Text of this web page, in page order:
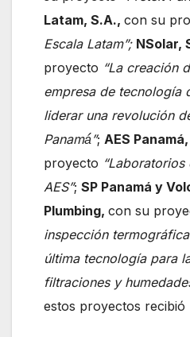
Latam, S.A., con su
Escala Latam”; NSolar,
proyecto “La creación
empresa de tecnología
liderar una revolución
Panamá́”; AES
proyecto
AES”; SP Panamá y
Plumbing, con su
inspección
última tecnología para
filtraciones y
estos proyectos recibió